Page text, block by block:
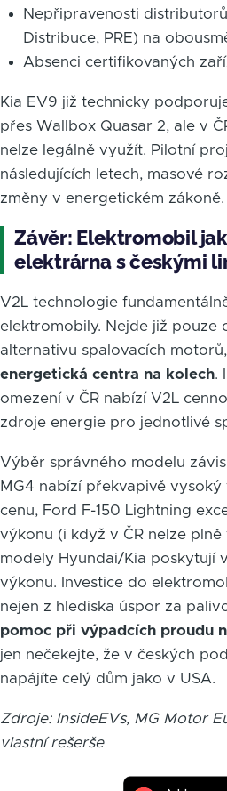
Nepřipravenosti
Distribuce, PRE) na
Absenci certifikovaných
Kia EV9 již technicky
přes Wallbox Quasar 2, ale v
nelze legálně využít. Pilotní
následujících letech, masové
změny v energetickém zákoně.
Závěr: Elektromobil
elektrárna s českými
V2L technologie
elektromobily. Nejde již pouze
alternativu spalovacích
energetická centra na kolech.
omezení v ČR nabízí V2L
zdroje energie pro jednotlivé
Výběr správného modelu
MG4 nabízí překvapivě
cenu, Ford F-150 Lightning
výkonu (i když v ČR nelze
modely Hyundai/Kia poskytují
výkonu. Investice do
nejen z hlediska úspor za
pomoc při výpadcích proudu
jen nečekejte, že v českých
napájíte celý dům jako v USA.
Zdroje: InsideEVs, MG Motor
vlastní rešerše